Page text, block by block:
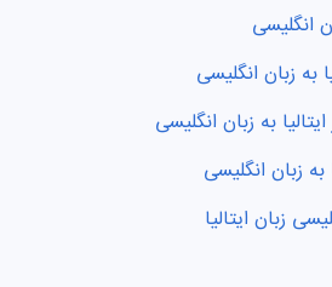
انگلیسی
به زبان انگلیسی
به زبان انگلیسی
زبان انگلیسی
زبان ایتالیا